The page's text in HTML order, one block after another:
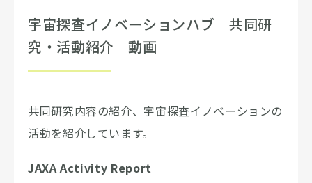
宇宙探査イノベーションハブ 共同研
究・活動紹介 動画
共同研究内容の紹介、宇宙探査イノベーションの
活動を紹介しています。
JAXA Activity Report